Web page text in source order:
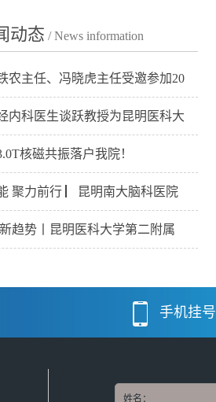
动态 / News information
农主任、冯晓虎主任受邀参加20
内科医生谈跃教授为昆明医科大
核磁共振落户我院！
聚力前行 ▏昆明南大脑科医院
趋势丨昆明医科大学第二附属
手机挂号